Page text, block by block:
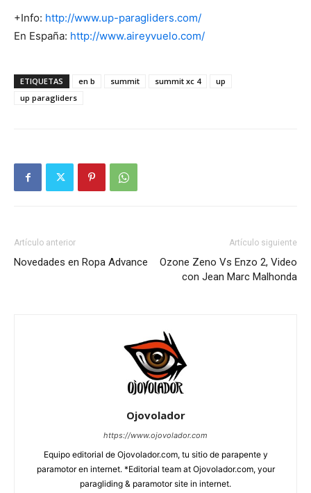
+Info: http://www.up-paragliders.com/
En España: http://www.aireyvuelo.com/
ETIQUETAS en b summit summit xc 4
up
up paragliders
Artículo anterior
Novedades en Ropa Advance
Artículo siguiente
Ozone Zeno Vs Enzo 2, Video
con Jean Marc Malhonda
Ojovolador
https://www.ojovolador.com
Equipo editorial de Ojovolador.com, tu sitio de parapente y
paramotor en internet. *Editorial team at Ojovolador.com, your
paragliding & paramotor site in internet.